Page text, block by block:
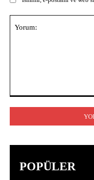
POPÜLER